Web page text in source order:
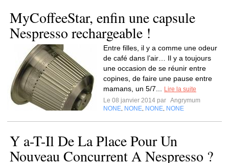
MyCoffeeStar, enfin une capsule
Nespresso rechargeable !
Entre filles, il y a comme une odeur
de café dans l’air… Il y a toujours
une occasion de se réunir entre
copines, de faire une pause entre
mamans, un 5/7...
Lire la suite
Le 08 janvier 2014 par Angrymum
NONE NONE NONE NONE
Y a-T-Il De La Place Pour Un
Nouveau Concurrent A Nespresso ?